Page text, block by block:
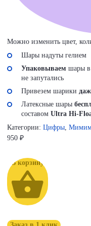
Можно изменить цвет,
Шары надуты гелием
Упаковываем шары в
не запутались
Привезем шарики
Латексные шары
составом Ultra Hi-
Категории: Цифры
950 ₽
Заказ в 1 клик